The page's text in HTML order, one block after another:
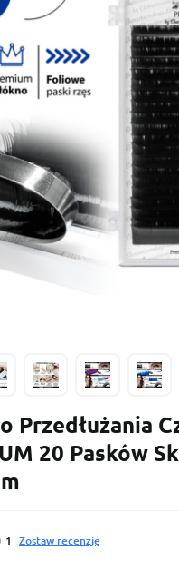
Przedłużania
20 Pasków
1
Zostaw recenzję